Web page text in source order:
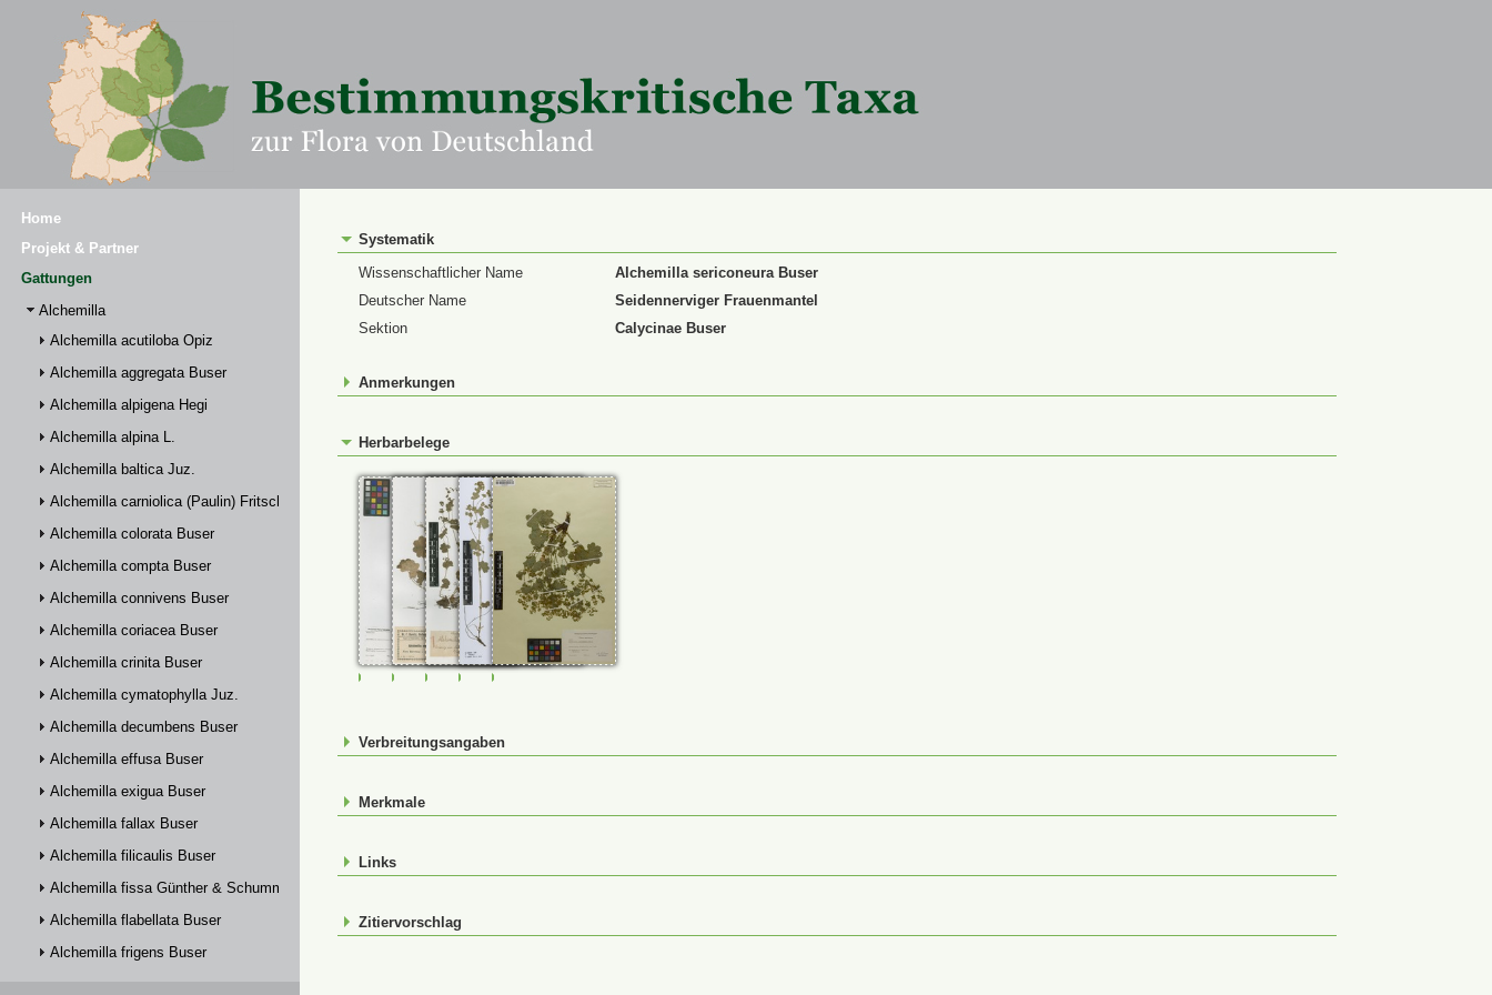
Home
Projekt & Partner
Gattungen
Alchemilla
Alchemilla acutiloba Opiz
Alchemilla aggregata Buser
Alchemilla alpigena Hegi
Alchemilla alpina L.
Alchemilla baltica Juz.
Alchemilla carniolica (Paulin) Fritsch
Alchemilla colorata Buser
Alchemilla compta Buser
Alchemilla connivens Buser
Alchemilla coriacea Buser
Alchemilla crinita Buser
Alchemilla cymatophylla Juz.
Alchemilla decumbens Buser
Alchemilla effusa Buser
Alchemilla exigua Buser
Alchemilla fallax Buser
Alchemilla filicaulis Buser
Alchemilla fissa Günther & Schummel
Alchemilla flabellata Buser
Alchemilla frigens Buser
Systematik
Wissenschaftlicher Name
Alchemilla sericoneura Buser
Deutscher Name
Seidennerviger Frauenmantel
Sektion
Calycinae Buser
Anmerkungen
Herbarbelege
FR-0107389FR-0107390FR-0107391FR-0114334
Verbreitungsangaben
Merkmale
Links
Zitiervorschlag